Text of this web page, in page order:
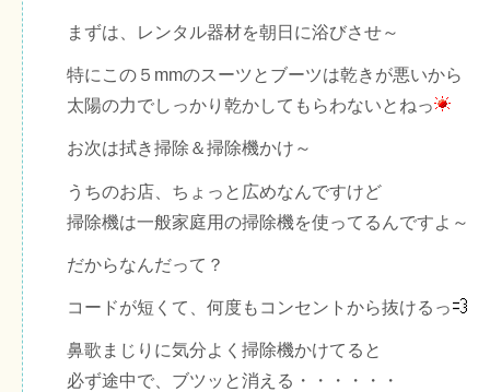
まずは、レンタル器材を朝日に浴びさせ～
特にこの５mmのスーツとブーツは乾きが悪いから
太陽の力でしっかり乾かしてもらわないとねっ
お次は拭き掃除＆掃除機かけ～
うちのお店、ちょっと広めなんですけど
掃除機は一般家庭用の掃除機を使ってるんですよ～
だからなんだって？
コードが短くて、何度もコンセントから抜けるっ
鼻歌まじりに気分よく掃除機かけてると
必ず途中で、ブツッと消える・・・・・・